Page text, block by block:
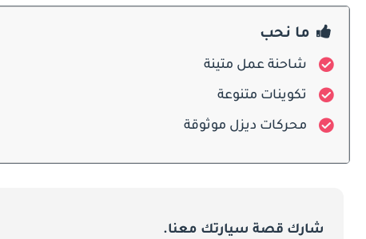
الصيانة
ما نحب
شاحنة عمل متينة
تكوينات متنوعة
محركات ديزل موثوقة
شارك قصة سيارتك معنا.